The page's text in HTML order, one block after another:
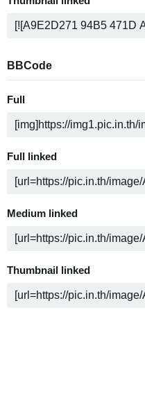
BBCode
Full
Full linked
Medium linked
Thumbnail linked